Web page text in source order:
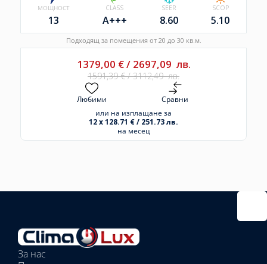
МОЩНОСТ
13
CLASS
A+++
SEER
8.60
SCOP
5.10
Подходящ за помещения от 20 до 30 кв.м.
1379,00 €/ 2697,09 лв.
1591,39€/3112,49лв.
Любими
Сравни
или на изплащане за
12 x 128.71 € / 251.73 лв.
на месец
Избрани
вътрешни
тела:За нас